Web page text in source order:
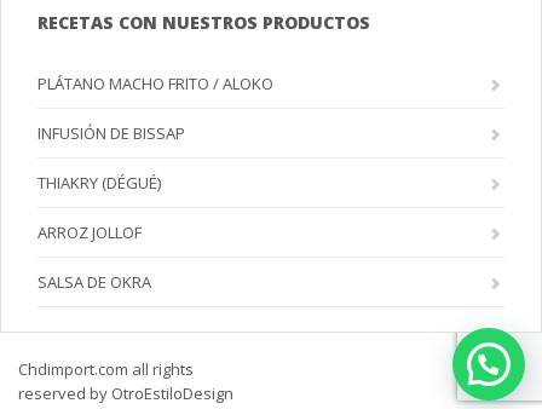
RECETAS CON NUESTROS PRODUCTOS
PLÁTANO MACHO FRITO / ALOKO
INFUSIÓN DE BISSAP
THIAKRY (DÉGUÉ)
ARROZ JOLLOF
SALSA DE OKRA
Chdimport.com all rights
reserved by OtroEstiloDesign